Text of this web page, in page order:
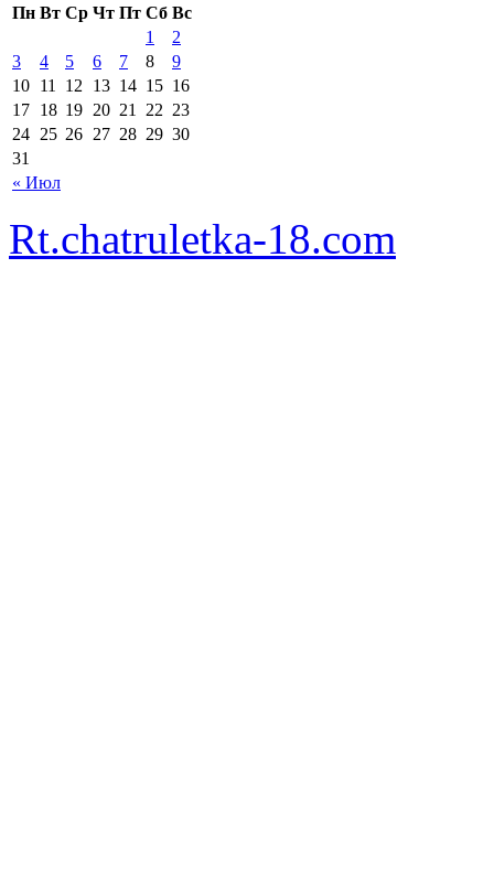
Пн Вт Ср Чт Пт Сб Вс
« Июл
1
2
3
4 5 6 7 8
9
10 11 12 13 14 15 16
17 18 19 20 21 22 23
24 25 26 27 28 29 30
31
Rt.chatruletka-18.com